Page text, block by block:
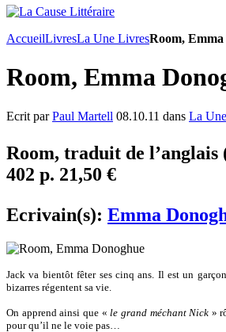
AccueilLivresLa Une LivresRoom,
Room, Emma
Ecrit parPaul Martell 08.10.11 dans La
Room, traduit de
402 p. 21,50 €
Ecrivain(s): Emma
Jack va bientôt fêter ses cinq ans. Il est un
bizarres régentent sa vie.
On apprend ainsi que « le grand méchant Nick »
pour qu’il ne le voie pas…